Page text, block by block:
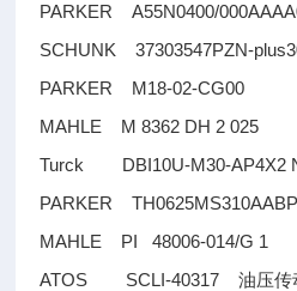
PARKER A55N0400/
SCHUNK 37303547PZN-
PARKER M18-02-CG00
MAHLE M 8362 DH 2 025
Turck DBI10U-M30-AP4X2
PARKER TH0625MS310AABP
MAHLE PI 48006-014/G 1
ATOS SCLI-40317油压传